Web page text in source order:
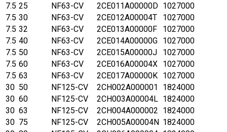
7.5 25 NF63-CV 2CE011A00000D 1027000
7.5 30 NF63-CV 2CE012A00004T
1027000
7.5 32 NF63-CV 2CE013A00000F
1027000
7.5 40 NF63-CV 2CE014A00000G 1027000
7.5 50 NF63-CV 2CE015A00000J
1027000
7.5 60 NF63-CV 2CE016A00004X 1027000
7.5 63 NF63-CV 2CE017A00000K 1027000
30 50 NF125-CV 2CH002A000001
1824000
30 60 NF125-CV 2CH003A00004L 1824000
30 63 NF125-CV 2CH004A000002 1824000
30 75 NF125-CV 2CH005A00004N 1824000